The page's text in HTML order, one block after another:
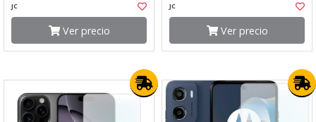
JC
Ver precio
JC
Ver precio